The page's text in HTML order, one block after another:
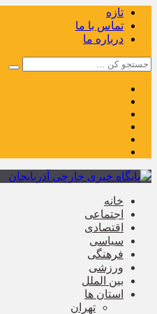
تازه
تماس با ما
درباره ما
خانه
اجتماعی
اقتصادی
سیاسی
فرهنگی
ورزشی
بین الملل
استان ها
تهران